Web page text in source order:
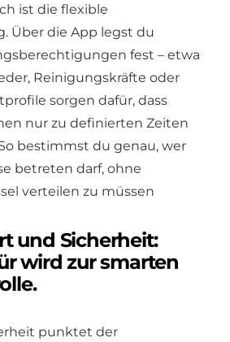
ist die flexible
Über die App legst du
fest – etwa
Reinigungskräfte oder
sorgen dafür, dass
nur zu definierten Zeiten
bestimmst du genau, wer
betreten darf, ohne
verteilen zu müssen
und Sicherheit:
wird zur smarten
punktet der